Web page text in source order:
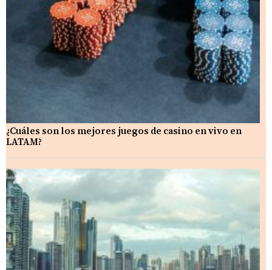
¿Cuáles son los mejores juegos de casino en vivo en
LATAM?